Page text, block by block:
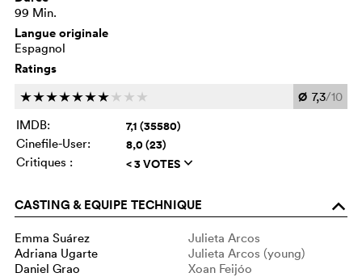
99 Min.
Langue originale
Espagnol
Ratings
ccccccc c c c Ø 7,3/10
IMDB:
7,1 (35580)
Cinefile-User: 8,0 (23)
Critiques : < 3 VOTES q
CASTING & EQUIPE TECHNIQUE o
Emma Suárez
Julieta Arcos
Adriana Ugarte
Julieta Arcos (young)
Daniel Grao
Xoan Feijóo